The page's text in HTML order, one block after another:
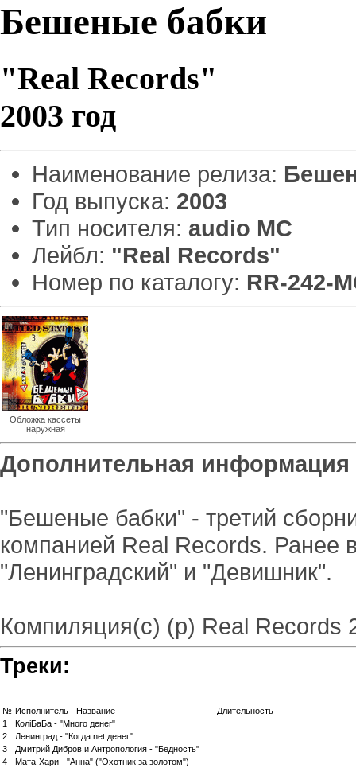
Бешеные бабки
"Real Records"
2003 год
Наименование релиза:
Год выпуска: 2003
Тип носителя: audio MC
Лейбл: "Real Records"
Номер по каталогу: RR-242-
Обложка кассеты
наружная
Дополнительная информация
"Бешеные бабки" - третий
компанией Real Records. Ранее
"Ленинградский" и "Девишник".
Компиляция(с) (p) Real Records
Треки:
№ Исполнитель - Название
Длительность
1
КолiБаБа - "Много денег"
2
Ленинград - "Когда net денег"
3
Дмитрий Дибров и Антропология - "Бедность"
4
Мата-Хари - "Анна" ("Охотник за золотом")